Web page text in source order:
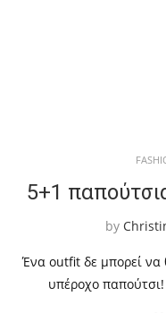
5+1
by
Ένα outfit δε μπορεί να
υπέροχο